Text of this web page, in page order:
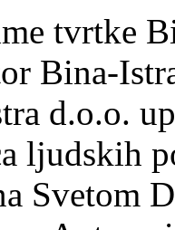
tvrtke
Bina-
d.o.o.
ljudskih
Svetom